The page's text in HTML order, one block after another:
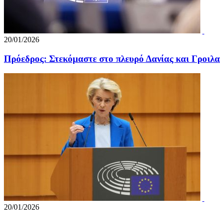
20/01/2026
Πρόεδρος: Στεκόμαστε στο πλευρό Δανίας και
20/01/2026